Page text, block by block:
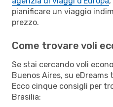
pianificare un viaggio
prezzo.
Come trovare voli
Se stai cercando voli
Buenos Aires, su
Ecco cinque consigli per
Brasilia: